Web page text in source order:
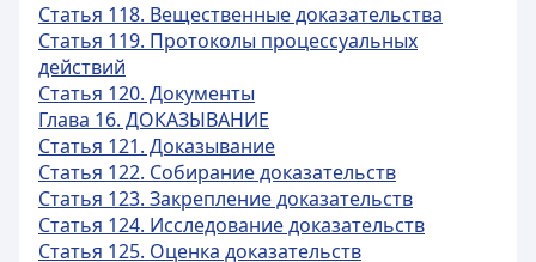
Статья 118. Вещественные доказательства
Статья 119. Протоколы процессуальных
действий
Статья 120. Документы
Глава 16. ДОКАЗЫВАНИЕ
Статья 121. Доказывание
Статья 122. Собирание доказательств
Статья 123. Закрепление доказательств
Статья 124. Исследование доказательств
Статья 125. Оценка доказательств